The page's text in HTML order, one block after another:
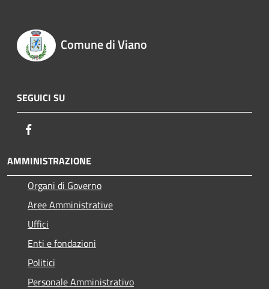
Comune di Viano
SEGUICI SU
AMMINISTRAZIONE
Organi di Governo
Aree Amministrative
Uffici
Enti e fondazioni
Politici
Personale Amministrativo